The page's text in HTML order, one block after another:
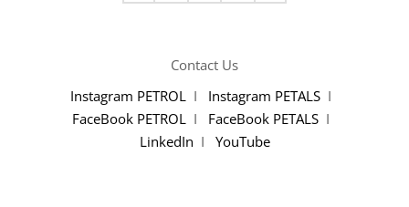
Contact Us
Instagram PETROL I Instagram PETALS I
FaceBook PETROL I FaceBook PETALS I
LinkedIn I YouTube